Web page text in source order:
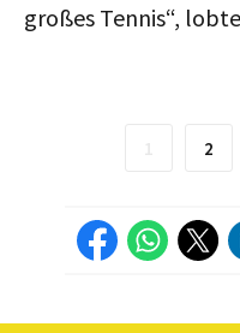
großes Tennis“,
2